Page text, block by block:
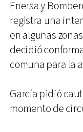
Enersa y
registra una
en algunas
decidió
comuna para la
García pidió
momento de